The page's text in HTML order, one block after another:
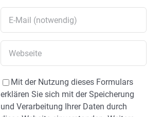
Mit der Nutzung dieses Formulars
erklären Sie sich mit der Speicherung
und Verarbeitung Ihrer Daten durch